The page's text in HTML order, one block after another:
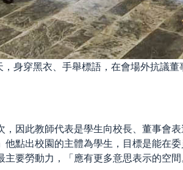
身穿黑衣、手舉標語，在會場外抗議
因此教師代表是學生向校長、董事會
點出校園的主體為學生，目標是能在
要勞動力，「應有更多意思表示的空間